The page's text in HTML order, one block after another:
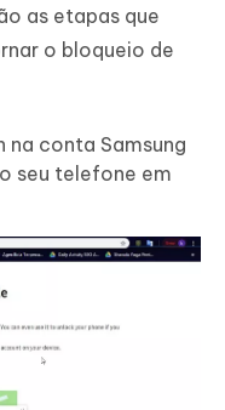
as etapas que
o bloqueio de
conta Samsung
seu telefone em